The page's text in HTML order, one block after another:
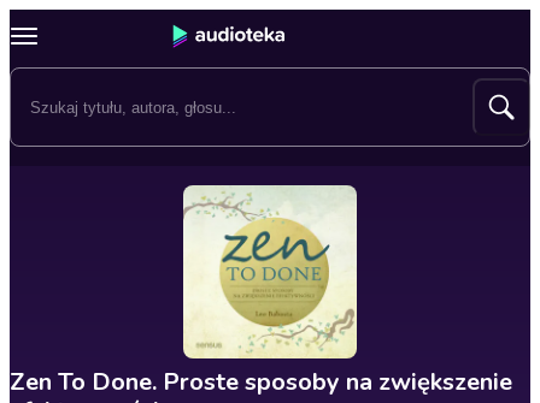
Zen To Done. Proste sposoby na zwiększenie